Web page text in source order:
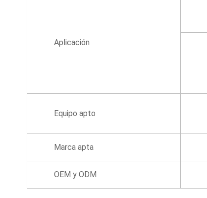
Aplicación
Equipo apto
Marca apta
OEM y ODM